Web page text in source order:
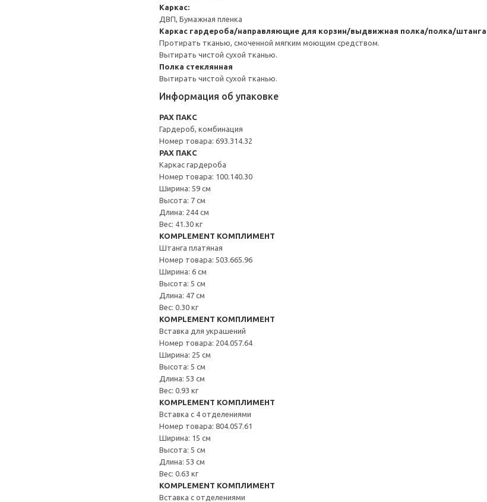
Каркас:
ДВП, Бумажная пленка
Каркас гардероба/направляющие для корзин/выдвижная полка/полка/
Протирать тканью, смоченной мягким моющим средством.
Вытирать чистой сухой тканью.
Полка стеклянная
Вытирать чистой сухой тканью.
Информация об упаковке
PAX ПАКС
Гардероб, комбинация
Номер товара: 693.314.32
PAX ПАКС
Каркас гардероба
Номер товара: 100.140.30
Ширина: 59 см
Высота: 7 см
Длина: 244 см
Вес: 41.30 кг
KOMPLEMENT КОМПЛИМЕНТ
Штанга платяная
Номер товара: 503.665.96
Ширина: 6 см
Высота: 5 см
Длина: 47 см
Вес: 0.30 кг
KOMPLEMENT КОМПЛИМЕНТ
Вставка для украшений
Номер товара: 204.057.64
Ширина: 25 см
Высота: 5 см
Длина: 53 см
Вес: 0.93 кг
KOMPLEMENT КОМПЛИМЕНТ
Вставка с 4 отделениями
Номер товара: 804.057.61
Ширина: 15 см
Высота: 5 см
Длина: 53 см
Вес: 0.63 кг
KOMPLEMENT КОМПЛИМЕНТ
Вставка с отделениями